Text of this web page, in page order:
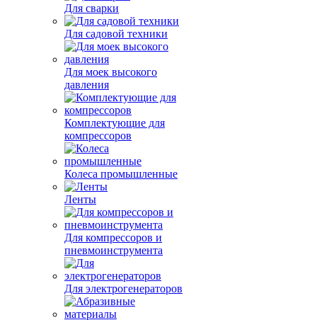
Для сварки
Для садовой техники
Для моек высокого
давления
Комплектующие для
компрессоров
Колеса промышленные
Ленты
Для компрессоров и
пневмоинструмента
Для электрогенераторов